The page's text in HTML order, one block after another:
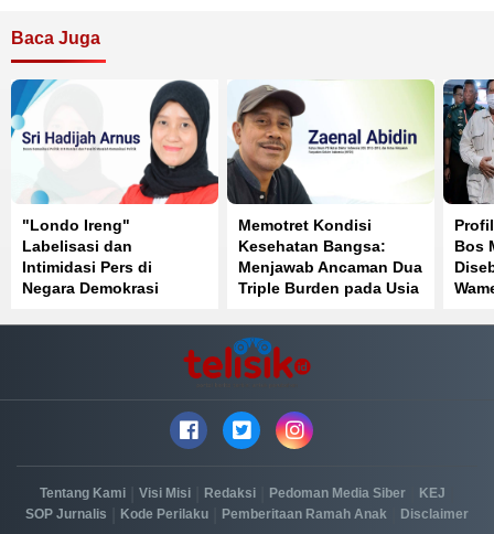
Baca Juga
"Londo Ireng"
Labelisasi dan
Intimidasi Pers di
Negara Demokrasi
Memotret Kondisi
Kesehatan Bangsa:
Menjawab Ancaman Dua
Triple Burden pada Usia
Bos
Tentang Kami Visi Misi Redaksi Pedoman Media Siber KEJ
SOP Jurnalis Kode Perilaku Pemberitaan Ramah Anak Disclaimer